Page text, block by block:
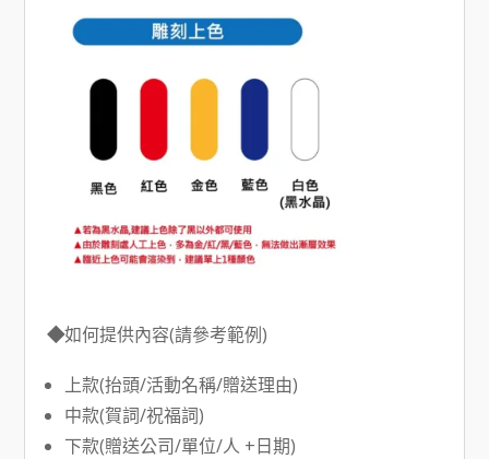
◆如何提供內容(請參考範例)
上款(抬頭/活動名稱/贈送理由)
中款(賀詞/祝福詞)
下款(贈送公司/單位/人 +日期)